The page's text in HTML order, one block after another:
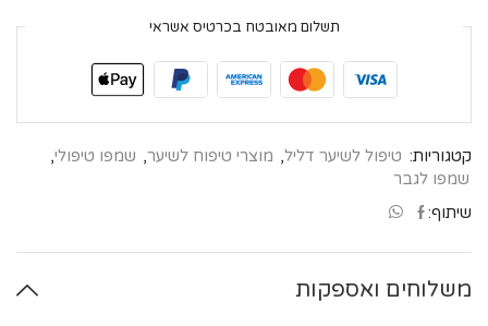
תשלום מאובטח בכרטיס אשראי
קטגוריות: טיפול לשיער דליל, מוצרי טיפוח לשיער, שמפו טיפולי,
שמפו לגבר
שיתוף:
משלוחים ואספקות